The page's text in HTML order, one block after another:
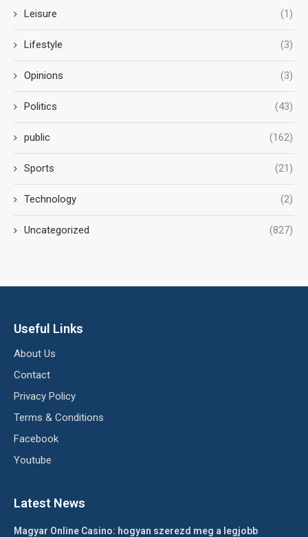
Leisure (1)
Lifestyle (3)
Opinions (3)
Politics (43)
public (162)
Sports (21)
Technology (2)
Uncategorized (827)
Useful Links
About Us
Contact
Privacy Policy
Terms & Conditions
Facebook
Youtube
Latest News
Magyar Online Casino: hogyan szerezd meg a legjobb